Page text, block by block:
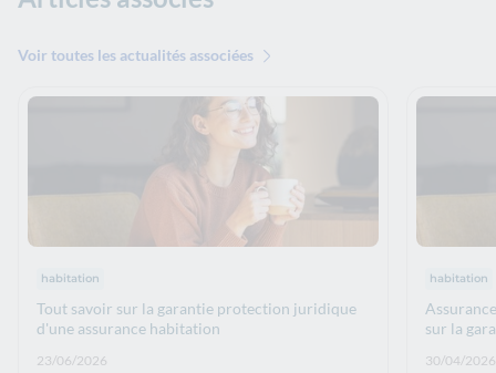
Voir toutes les actualités associées
Thématiques : :
habitation
Tout savoir sur la garantie protection juridique
d'une assurance habitation
Date de publication: :
23/06/2026
habitation
sur la
Date de
30/04/2026